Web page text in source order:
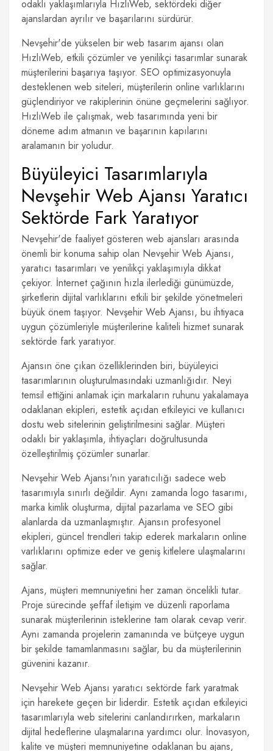
odaklı yaklaşımlarıyla HızlıWeb, sektördeki diğer
ajanslardan ayrılır ve başarılarını sürdürür.
Nevşehir'de yükselen bir web tasarım ajansı olan
HızlıWeb, etkili çözümler ve yenilikçi tasarımlar sunarak
müşterilerini başarıya taşıyor. SEO optimizasyonuyla
desteklenen web siteleri, müşterilerin online varlıklarını
güçlendiriyor ve rakiplerinin önüne geçmelerini sağlıyor.
HızlıWeb ile çalışmak, web tasarımında yeni bir
döneme adım atmanın ve başarının kapılarını
aralamanın bir yoludur.
Büyüleyici Tasarımlarıyla
Nevşehir Web Ajansı Yaratıcı
Sektörde Fark Yaratıyor
Nevşehir'de faaliyet gösteren web ajansları arasında
önemli bir konuma sahip olan Nevşehir Web Ajansı,
yaratıcı tasarımları ve yenilikçi yaklaşımıyla dikkat
çekiyor. İnternet çağının hızla ilerlediği günümüzde,
şirketlerin dijital varlıklarını etkili bir şekilde yönetmeleri
büyük önem taşıyor. Nevşehir Web Ajansı, bu ihtiyaca
uygun çözümleriyle müşterilerine kaliteli hizmet sunarak
sektörde fark yaratıyor.
Ajansın öne çıkan özelliklerinden biri, büyüleyici
tasarımlarının oluşturulmasındaki uzmanlığıdır. Neyi
temsil ettiğini anlamak için markaların ruhunu yakalamaya
odaklanan ekipleri, estetik açıdan etkileyici ve kullanıcı
dostu web sitelerinin geliştirilmesini sağlar. Müşteri
odaklı bir yaklaşımla, ihtiyaçları doğrultusunda
özelleştirilmiş çözümler sunarlar.
Nevşehir Web Ajansı'nın yaratıcılığı sadece web
tasarımıyla sınırlı değildir. Aynı zamanda logo tasarımı,
marka kimlik oluşturma, dijital pazarlama ve SEO gibi
alanlarda da uzmanlaşmıştır. Ajansın profesyonel
ekipleri, güncel trendleri takip ederek markaların online
varlıklarını optimize eder ve geniş kitlelere ulaşmalarını
sağlar.
Ajans, müşteri memnuniyetini her zaman öncelikli tutar.
Proje sürecinde şeffaf iletişim ve düzenli raporlama
sunarak müşterilerinin isteklerine tam olarak cevap verir.
Aynı zamanda projelerin zamanında ve bütçeye uygun
bir şekilde tamamlanmasını sağlar, bu da müşterilerinin
güvenini kazanır.
Nevşehir Web Ajansı yaratıcı sektörde fark yaratmak
için harekete geçen bir liderdir. Estetik açıdan etkileyici
tasarımlarıyla web sitelerini canlandırırken, markaların
dijital hedeflerine ulaşmalarına yardımcı olur. İnovasyon,
kalite ve müşteri memnuniyetine odaklanan bu ajans,